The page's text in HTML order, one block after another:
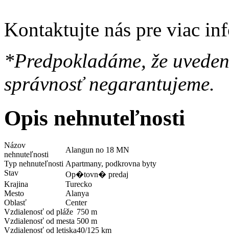
Kontaktujte nás pre viac
*Predpokladáme, že
správnosť negarantujeme.
Opis nehnuteľnosti
Názov
nehnuteľnosti
Alangun no 18 MN
Typ nehnuteľnosti Apartmany, podkrovna byty
Stav
Op�tovn� predaj
Krajina
Turecko
Mesto
Alanya
Oblasť
Center
Vzdialenosť od pláže 750 m
Vzdialenosť od mesta 500 m
Vzdialenosť od letiska40/125 km